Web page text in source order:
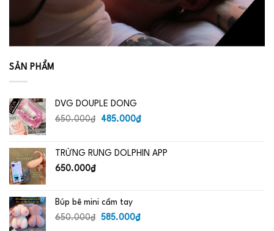
SẢN PHẨM
DVG DOUPLE DONG
650.000₫
Giá
650.000₫.
485.000₫Giá
là:
TRỨNG RUNG DOLPHIN APP
650.000₫
Búp bê mini cầm tay
650.000₫
Giá
585.000₫Giá